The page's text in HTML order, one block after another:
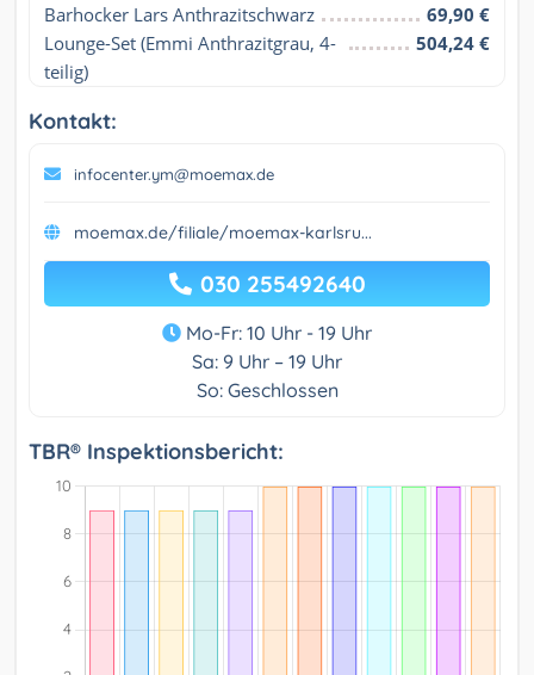
Barhocker Lars Anthrazitschwarz
69,90 €
Lounge-Set (Emmi Anthrazitgrau, 4-
teilig)
504,24 €
Kontakt:
infocenter.ym@moemax.de
moemax.de/filiale/moemax-karlsru...
030 255492640
Mo-Fr: 10 Uhr - 19 Uhr
Sa: 9 Uhr – 19 Uhr
So: Geschlossen
TBR® Inspektionsbericht: